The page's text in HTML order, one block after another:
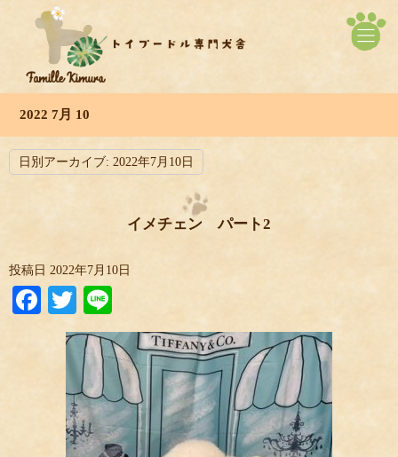
2022 7月 10
日別アーカイブ: 2022年7月10日
イメチェン パート2
投稿日 2022年7月10日
Facebook
Twitter